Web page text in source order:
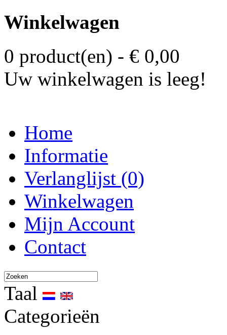
Winkelwagen
0 product(en) - € 0,00
Uw winkelwagen is leeg!
Home
Informatie
Verlanglijst (0)
Winkelwagen
Mijn Account
Contact
Taal
Categorieën